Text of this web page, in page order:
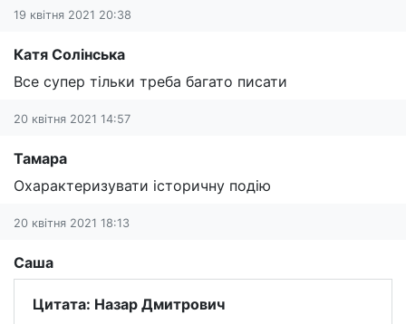
19 квітня 2021 20:38
Катя Солінська
Все супер тільки треба багато писати
20 квітня 2021 14:57
Тамара
Охарактеризувати історичну подію
20 квітня 2021 18:13
Саша
Цитата: Назар Дмитрович